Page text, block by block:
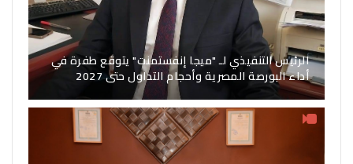
الرئيس التنفيذي لـ "ميجا إنفستمنت" يتوقع طفرة في
أداء البورصة المصرية وأحجام التداول حتى 2027